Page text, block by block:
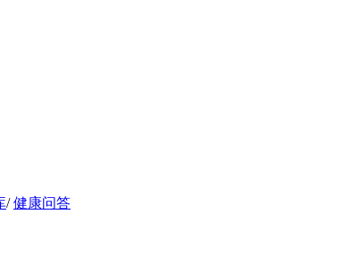
/ 健康问答